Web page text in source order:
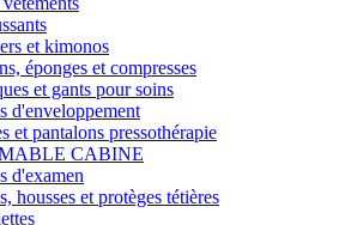
et kimonos
éponges et compresses
et gants pour soins
d'enveloppement
et pantalons pressothérapie
CABINE
d'examen
housses et protèges tétières